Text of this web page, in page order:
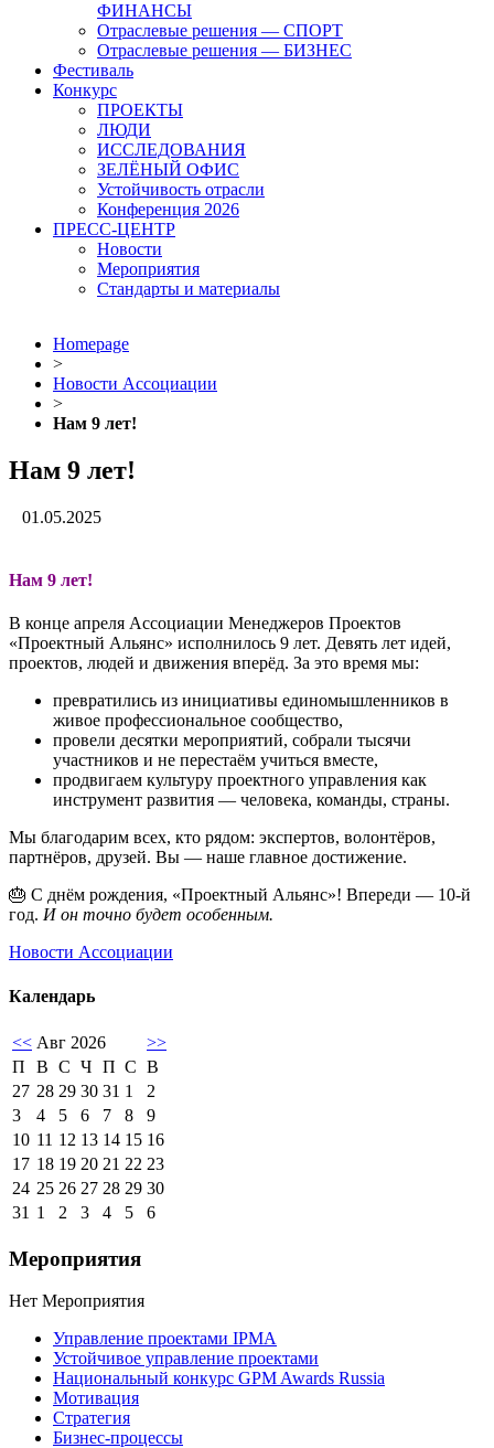
ФИНАНСЫ
Отраслевые решения — СПОРТ
Отраслевые решения — БИЗНЕС
Фестиваль
Конкурс
ПРОЕКТЫ
ЛЮДИ
ИССЛЕДОВАНИЯ
ЗЕЛЁНЫЙ ОФИС
Устойчивость отрасли
Конференция 2026
ПРЕСС-ЦЕНТР
Новости
Мероприятия
Стандарты и материалы
Homepage
>
Новости Ассоциации
>
Нам 9 лет!
Нам 9 лет!
01.05.2025
Нам 9 лет!
В конце апреля Ассоциации Менеджеров Проектов
«Проектный Альянс» исполнилось 9 лет. Девять лет идей,
проектов, людей и движения вперёд. За это время мы:
превратились из инициативы единомышленников в
живое профессиональное сообщество,
провели десятки мероприятий, собрали тысячи
участников и не перестаём учиться вместе,
продвигаем культуру проектного управления как
инструмент развития — человека, команды, страны.
Мы благодарим всех, кто рядом: экспертов, волонтёров,
партнёров, друзей. Вы — наше главное достижение.
🎂 С днём рождения, «Проектный Альянс»! Впереди — 10-й
год. И он точно будет особенным.
Новости Ассоциации
Календарь
<< Авг 2026
>>
П
В С Ч П С В
27 28 29 30 31 1
2
3
4 5 6 7 8
9
10 11 12 13 14 15 16
17 18 19 20 21 22 23
24 25 26 27 28 29 30
31 1 2 3 4 5 6
Мероприятия
Нет Мероприятия
Управление проектами IPMA
Устойчивое управление проектами
Национальный конкурс GPM Awards Russia
Мотивация
Стратегия
Бизнес-процессы